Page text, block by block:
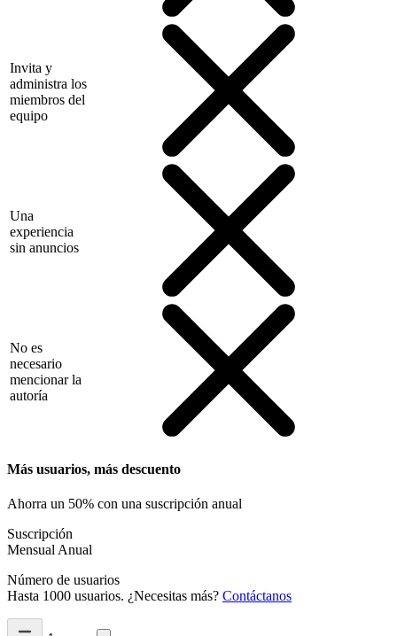
Invita y
administra los
miembros del
equipo
Una
experiencia
sin anuncios
No es
necesario
mencionar la
autoría
Más usuarios, más descuento
Ahorra un 50% con una suscripción anual
Suscripción
Mensual Anual
Número de usuarios
Hasta 1000 usuarios. ¿Necesitas más? Contáctanos